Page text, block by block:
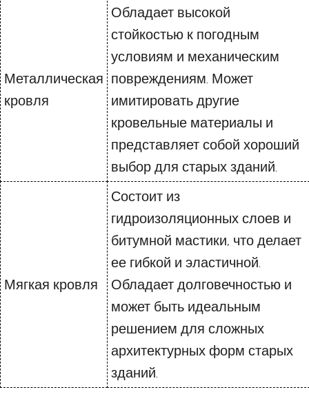
Металлическая
кровля
Обладает высокой
стойкостью к погодным
условиям и механическим
повреждениям. Может
имитировать другие
кровельные материалы и
представляет собой хороший
выбор для старых зданий.
Мягкая кровля
Состоит из
гидроизоляционных слоев и
битумной мастики, что делает
ее гибкой и эластичной.
Обладает долговечностью и
может быть идеальным
решением для сложных
архитектурных форм старых
зданий.